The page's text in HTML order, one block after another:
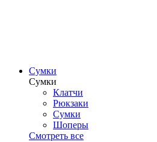
Сумки
Сумки
Клатчи
Рюкзаки
Сумки
Шоперы
Смотреть все